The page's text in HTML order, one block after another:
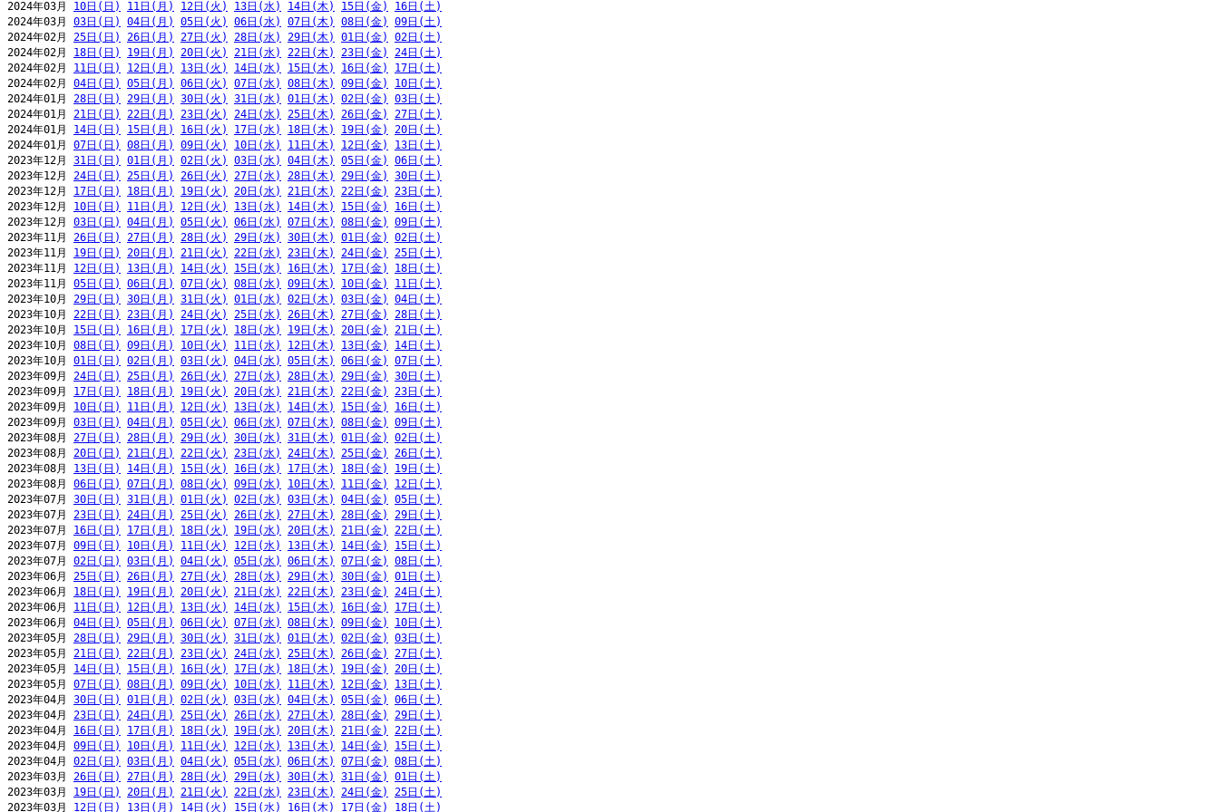
2024年03月 10日(日) 11日(月) 12日(火) 13日(水) 14日(木) 15日(金)
16日(土)
2024年03月 03日(日) 04日(月) 05日(火) 06日(水) 07日(木) 08日(金)
09日(土)
2024年02月 25日(日) 26日(月) 27日(火) 28日(水) 29日(木) 01日(金)
02日(土)
2024年02月 18日(日) 19日(月) 20日(火) 21日(水) 22日(木) 23日(金)
24日(土)
2024年02月 11日(日) 12日(月) 13日(火) 14日(水) 15日(木) 16日(金)
17日(土)
2024年02月 04日(日) 05日(月) 06日(火) 07日(水) 08日(木) 09日(金)
10日(土)
2024年01月 28日(日) 29日(月) 30日(火) 31日(水) 01日(木) 02日(金)
03日(土)
2024年01月 21日(日) 22日(月) 23日(火) 24日(水) 25日(木) 26日(金)
27日(土)
2024年01月 14日(日) 15日(月) 16日(火) 17日(水) 18日(木) 19日(金)
20日(土)
2024年01月 07日(日) 08日(月) 09日(火) 10日(水) 11日(木) 12日(金)
13日(土)
2023年12月 31日(日) 01日(月) 02日(火) 03日(水) 04日(木) 05日(金)
06日(土)
2023年12月 24日(日) 25日(月) 26日(火) 27日(水) 28日(木) 29日(金)
30日(土)
2023年12月 17日(日) 18日(月) 19日(火) 20日(水) 21日(木) 22日(金)
23日(土)
2023年12月 10日(日) 11日(月) 12日(火) 13日(水) 14日(木) 15日(金)
16日(土)
2023年12月 03日(日) 04日(月) 05日(火) 06日(水) 07日(木) 08日(金)
09日(土)
2023年11月 26日(日) 27日(月) 28日(火) 29日(水) 30日(木) 01日(金)
02日(土)
2023年11月 19日(日) 20日(月) 21日(火) 22日(水) 23日(木) 24日(金)
25日(土)
2023年11月 12日(日) 13日(月) 14日(火) 15日(水) 16日(木) 17日(金)
18日(土)
2023年11月 05日(日) 06日(月) 07日(火) 08日(水) 09日(木) 10日(金)
11日(土)
2023年10月 29日(日) 30日(月) 31日(火) 01日(水) 02日(木) 03日(金)
04日(土)
2023年10月 22日(日) 23日(月) 24日(火) 25日(水) 26日(木) 27日(金)
28日(土)
2023年10月 15日(日) 16日(月) 17日(火) 18日(水) 19日(木) 20日(金)
21日(土)
2023年10月 08日(日) 09日(月) 10日(火) 11日(水) 12日(木) 13日(金)
14日(土)
2023年10月 01日(日) 02日(月) 03日(火) 04日(水) 05日(木) 06日(金)
07日(土)
2023年09月 24日(日) 25日(月) 26日(火) 27日(水) 28日(木) 29日(金)
30日(土)
2023年09月 17日(日) 18日(月) 19日(火) 20日(水) 21日(木) 22日(金)
23日(土)
2023年09月 10日(日) 11日(月) 12日(火) 13日(水) 14日(木) 15日(金)
16日(土)
2023年09月 03日(日) 04日(月) 05日(火) 06日(水) 07日(木) 08日(金)
09日(土)
2023年08月 27日(日) 28日(月) 29日(火) 30日(水) 31日(木) 01日(金)
02日(土)
2023年08月 20日(日) 21日(月) 22日(火) 23日(水) 24日(木) 25日(金)
26日(土)
2023年08月 13日(日) 14日(月) 15日(火) 16日(水) 17日(木) 18日(金)
19日(土)
2023年08月 06日(日) 07日(月) 08日(火) 09日(水) 10日(木) 11日(金)
12日(土)
2023年07月 30日(日) 31日(月) 01日(火) 02日(水) 03日(木) 04日(金)
05日(土)
2023年07月 23日(日) 24日(月) 25日(火) 26日(水) 27日(木) 28日(金)
29日(土)
2023年07月 16日(日) 17日(月) 18日(火) 19日(水) 20日(木) 21日(金)
22日(土)
2023年07月 09日(日) 10日(月) 11日(火) 12日(水) 13日(木) 14日(金)
15日(土)
2023年07月 02日(日) 03日(月) 04日(火) 05日(水) 06日(木) 07日(金)
08日(土)
2023年06月 25日(日) 26日(月) 27日(火) 28日(水) 29日(木) 30日(金)
01日(土)
2023年06月 18日(日) 19日(月) 20日(火) 21日(水) 22日(木) 23日(金)
24日(土)
2023年06月 11日(日) 12日(月) 13日(火) 14日(水) 15日(木) 16日(金)
17日(土)
2023年06月 04日(日) 05日(月) 06日(火) 07日(水) 08日(木) 09日(金)
10日(土)
2023年05月 28日(日) 29日(月) 30日(火) 31日(水) 01日(木) 02日(金)
03日(土)
2023年05月 21日(日) 22日(月) 23日(火) 24日(水) 25日(木) 26日(金)
27日(土)
2023年05月 14日(日) 15日(月) 16日(火) 17日(水) 18日(木) 19日(金)
20日(土)
2023年05月 07日(日) 08日(月) 09日(火) 10日(水) 11日(木) 12日(金)
13日(土)
2023年04月 30日(日) 01日(月) 02日(火) 03日(水) 04日(木) 05日(金)
06日(土)
2023年04月 23日(日) 24日(月) 25日(火) 26日(水) 27日(木) 28日(金)
29日(土)
2023年04月 16日(日) 17日(月) 18日(火) 19日(水) 20日(木) 21日(金)
22日(土)
2023年04月 09日(日) 10日(月) 11日(火) 12日(水) 13日(木) 14日(金)
15日(土)
2023年04月 02日(日) 03日(月) 04日(火) 05日(水) 06日(木) 07日(金)
08日(土)
2023年03月 26日(日) 27日(月) 28日(火) 29日(水) 30日(木) 31日(金)
01日(土)
2023年03月 19日(日) 20日(月) 21日(火) 22日(水) 23日(木) 24日(金)
25日(土)
2023年03月 12日(日) 13日(月) 14日(火) 15日(水) 16日(木) 17日(金) 18日(土)